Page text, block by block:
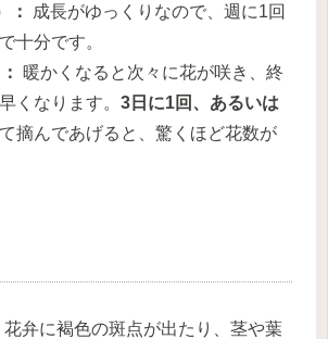
：
成長がゆっくりなので、週に1回
十分です。
暖かくなると次々に花が咲き、終
くなります。 3日に1回、あるいは
摘んであげると、驚くほど花数が
花弁に褐色の斑点が出たり、茎や葉